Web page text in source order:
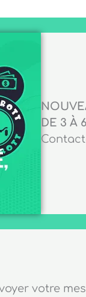
DE 3 À
votre